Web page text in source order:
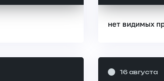
нет видимых
16 августа